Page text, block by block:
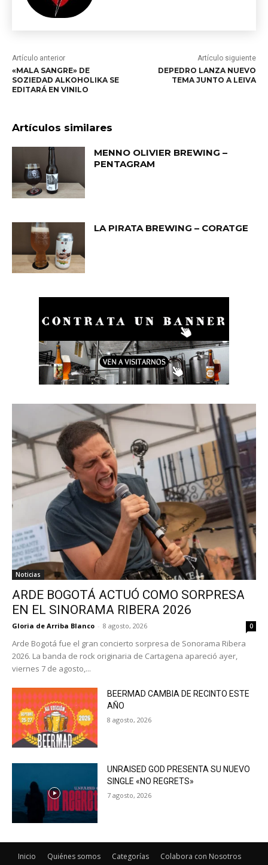
Artículo anterior
«MALA SANGRE» DE
SOZIEDAD ALKOHOLIKA SE
EDITARÁ EN VINILO
Artículo siguiente
DEPEDRO LANZA NUEVO
TEMA JUNTO A LEIVA
Artículos similares
MENNO OLIVIER BREWING –
PENTAGRAM
LA PIRATA BREWING – CORATGE
Noticias
ARDE BOGOTÁ ACTUÓ COMO SORPRESA
EN EL SINORAMA RIBERA 2026
Gloria de Arriba Blanco - 8 agosto, 2026 0
Arde Bogotá fue el gran concierto sorpresa de Sonorama Ribera
2026. La banda de rock originaria de Cartagena apareció ayer,
viernes 7 de agosto,...
BEERMAD CAMBIA DE RECINTO ESTE
AÑO
8 agosto, 2026
UNRAISED GOD PRESENTA SU NUEVO
SINGLE «NO REGRETS»
7 agosto, 2026
Inicio Quiénes somos Categorías
Colabora con Nosotros